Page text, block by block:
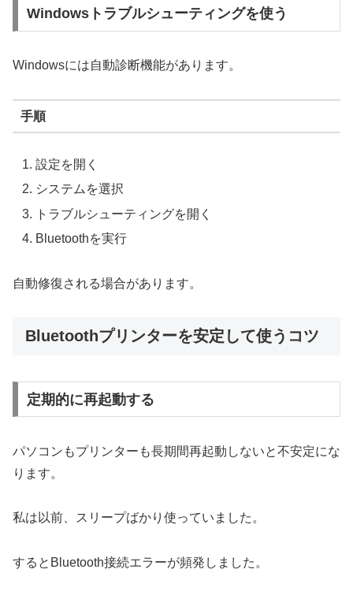
Windowsトラブルシューティングを使う
Windowsには自動診断機能があります。
手順
設定を開く
システムを選択
トラブルシューティングを開く
Bluetoothを実行
自動修復される場合があります。
Bluetoothプリンターを安定して使うコツ
定期的に再起動する
パソコンもプリンターも長期間再起動しないと不安定にな
ります。
私は以前、スリープばかり使っていました。
するとBluetooth接続エラーが頻発しました。